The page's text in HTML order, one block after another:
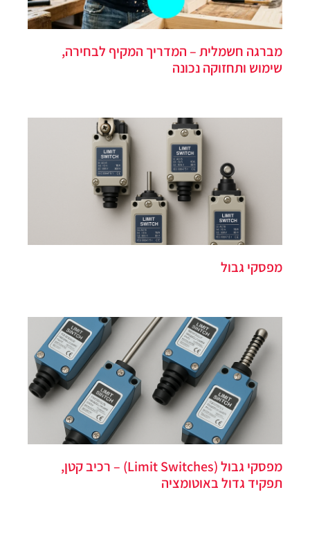
מברגה חשמלית – המדריך המקיף לבחירה,
שימוש ותחזוקה נכונה
מפסקי גבול
מפסקי גבול (Limit Switches) – רכיב קטן,
תפקיד גדול באוטומציה